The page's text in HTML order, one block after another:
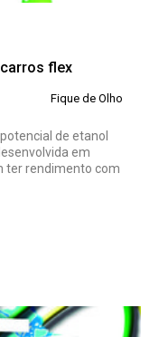
flex
Fique de Olho
de etanol
em
ter rendimento com